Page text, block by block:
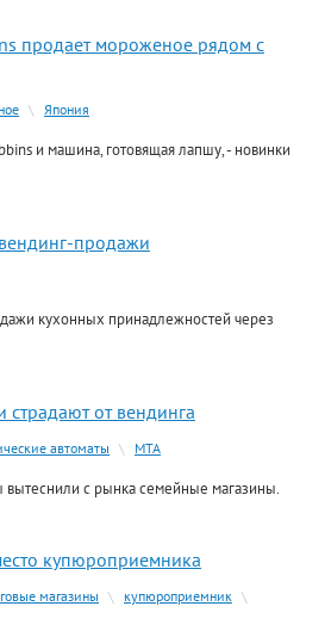
продает мороженое рядом с
\ Япония
и машина, готовящая лапшу, - новинки
продажи
кухонных принадлежностей через
страдают от вендинга
автоматы \ МТА
с рынка семейные магазины.
купюроприемника
магазины \ купюроприемник \